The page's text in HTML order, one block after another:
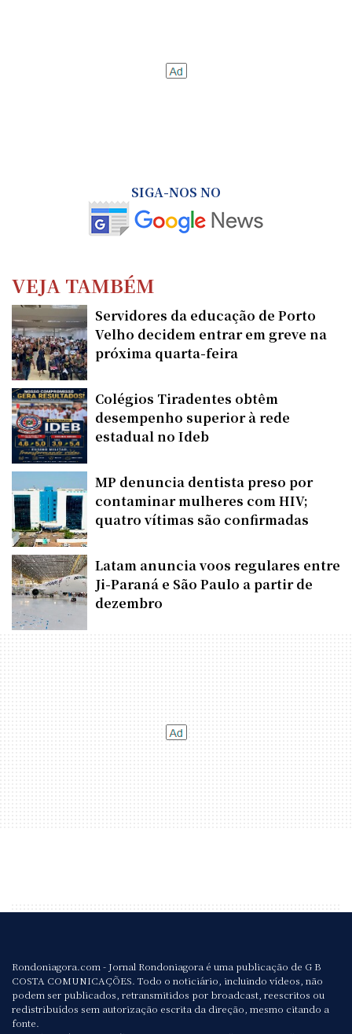
SIGA-NOS NO
VEJA TAMBÉM
Servidores da educação de Porto
Velho decidem entrar em greve na
próxima quarta-feira
Colégios Tiradentes obtêm
desempenho superior à rede
estadual no Ideb
MP denuncia dentista preso por
contaminar mulheres com HIV;
quatro vítimas são confirmadas
Latam anuncia voos regulares entre
Ji-Paraná e São Paulo a partir de
dezembro
Rondoniagora.com - Jornal Rondoniagora é uma publicação de G B
COSTA COMUNICAÇÕES. Todo o noticiário, incluindo vídeos, não
podem ser publicados, retransmitidos por broadcast, reescritos ou
redistribuídos sem autorização escrita da direção, mesmo citando a
fonte.